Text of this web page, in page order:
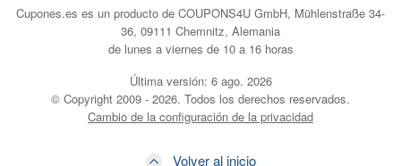
Cupones.es es un producto de COUPONS4U GmbH, Mühlenstraße 34-
36, 09111 Chemnitz, Alemania
de lunes a viernes de 10 a 16 horas
Última versión: 6 ago. 2026
© Copyright 2009 - 2026. Todos los derechos reservados.
Cambio de la configuración de la privacidad
Volver al inicio